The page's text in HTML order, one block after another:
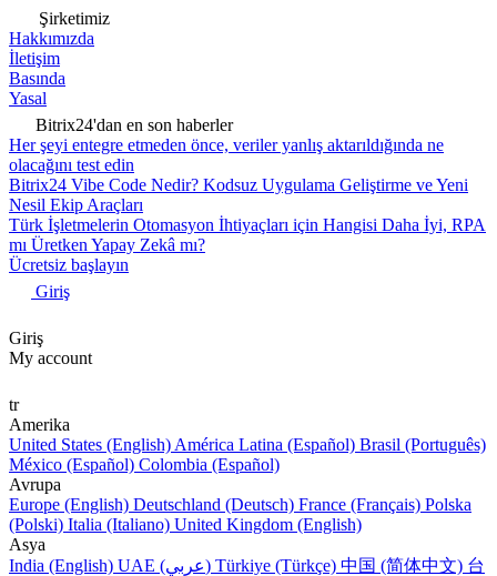
Şirketimiz
Hakkımızda
İletişim
Basında
Yasal
Bitrix24'dan en son haberler
Her şeyi entegre etmeden önce, veriler yanlış aktarıldığında ne
olacağını test edin
Bitrix24 Vibe Code Nedir? Kodsuz Uygulama Geliştirme ve Yeni
Nesil Ekip Araçları
Türk İşletmelerin Otomasyon İhtiyaçları için Hangisi Daha İyi, RPA
mı Üretken Yapay Zekâ mı?
Ücretsiz başlayın
Giriş
Giriş
My account
tr
Amerika
United States (English) América Latina (Español) Brasil (Português)
México (Español) Colombia (Español)
Avrupa
Europe (English) Deutschland (Deutsch) France (Français) Polska
(Polski) Italia (Italiano) United Kingdom (English)
Asya
India (English)
UAE (عربي) Türkiye (Türkçe) 中国 (简体中文) 台